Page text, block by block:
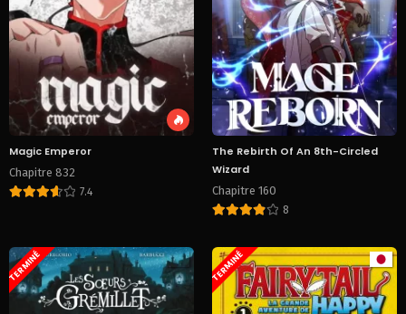
Magic Emperor
Chapitre 832
7.4
The Rebirth Of An 8th-Circled
Wizard
Chapitre 160
8
TERMINÉ TERMINÉ